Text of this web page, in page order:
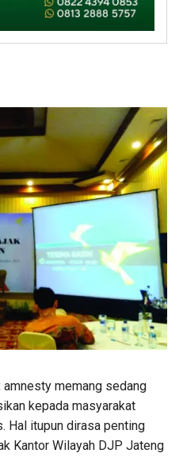
amnesty memang sedang
kepada masyarakat
Hal itupun dirasa penting
Kantor Wilayah DJP Jateng